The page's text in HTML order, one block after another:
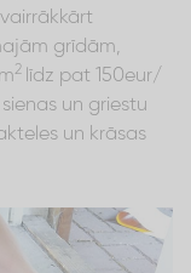
grīdām,
2 līdz pat 150eur/
un griestu
un krāsas